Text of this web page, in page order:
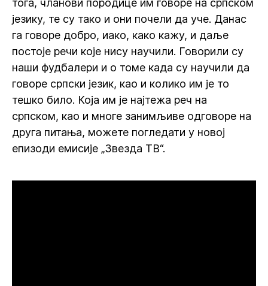
тога, чланови породице им говоре на српском
језику, те су тако и они почели да уче. Данас
га говоре добро, иако, како кажу, и даље
постоје речи које нису научили. Говорили су
наши фудбалери и о томе када су научили да
говоре српски језик, као и колико им је то
тешко било. Која им је најтежа реч на
српском, као и многе занимљиве одговоре на
друга питања, можете погледати у новој
епизоди емисије „Звезда ТВ“.